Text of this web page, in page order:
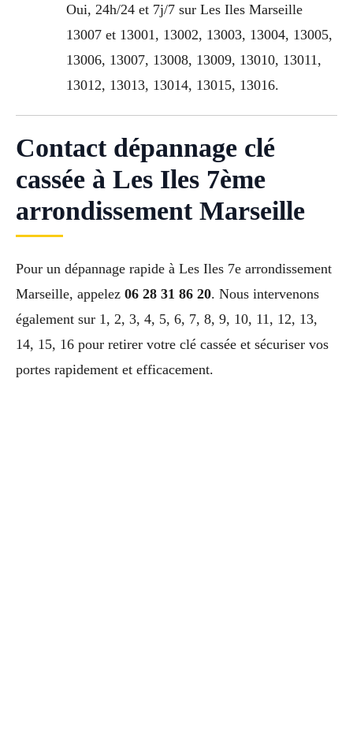
Oui, 24h/24 et 7j/7 sur Les Iles Marseille
13007 et 13001, 13002, 13003, 13004, 13005,
13006, 13007, 13008, 13009, 13010, 13011,
13012, 13013, 13014, 13015, 13016.
Contact dépannage clé
cassée à Les Iles 7ème
arrondissement Marseille
Pour un dépannage rapide à Les Iles 7e arrondissement
Marseille, appelez 06 28 31 86 20. Nous intervenons
également sur 1, 2, 3, 4, 5, 6, 7, 8, 9, 10, 11, 12, 13,
14, 15, 16 pour retirer votre clé cassée et sécuriser vos
portes rapidement et efficacement.